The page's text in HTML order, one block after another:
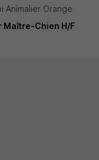
Animalier Orange
Maître-Chien H/F